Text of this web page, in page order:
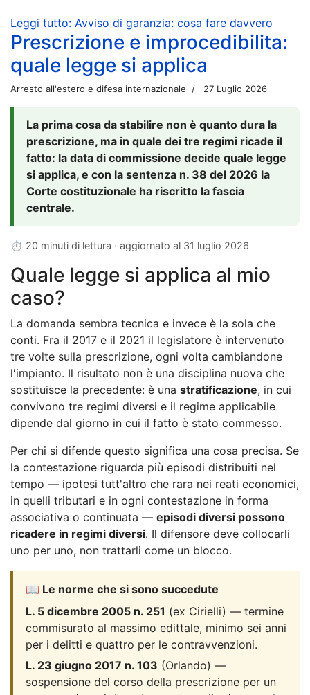
Leggi tutto: Avviso di garanzia: cosa fare davvero
Prescrizione e improcedibilita:
quale legge si applica
Arresto all'estero e difesa internazionale 27 Luglio 2026
La prima cosa da stabilire non è quanto dura la
prescrizione, ma in quale dei tre regimi ricade il
fatto: la data di commissione decide quale legge
si applica, e con la sentenza n. 38 del 2026 la
Corte costituzionale ha riscritto la fascia
centrale.
⏱ 20 minuti di lettura · aggiornato al 31 luglio 2026
Quale legge si applica al mio
caso?
La domanda sembra tecnica e invece è la sola che
conti. Fra il 2017 e il 2021 il legislatore è intervenuto
tre volte sulla prescrizione, ogni volta cambiandone
l'impianto. Il risultato non è una disciplina nuova che
sostituisce la precedente: è una stratificazione, in cui
convivono tre regimi diversi e il regime applicabile
dipende dal giorno in cui il fatto è stato commesso.
Per chi si difende questo significa una cosa precisa. Se
la contestazione riguarda più episodi distribuiti nel
tempo — ipotesi tutt'altro che rara nei reati economici,
in quelli tributari e in ogni contestazione in forma
associativa o continuata — episodi diversi possono
ricadere in regimi diversi. Il difensore deve collocarli
uno per uno, non trattarli come un blocco.
📖 Le norme che si sono succedute
L. 5 dicembre 2005 n. 251 (ex Cirielli) — termine
commisurato al massimo edittale, minimo sei anni
per i delitti e quattro per le contravvenzioni.
L. 23 giugno 2017 n. 103 (Orlando) —
sospensione del corso della prescrizione per un